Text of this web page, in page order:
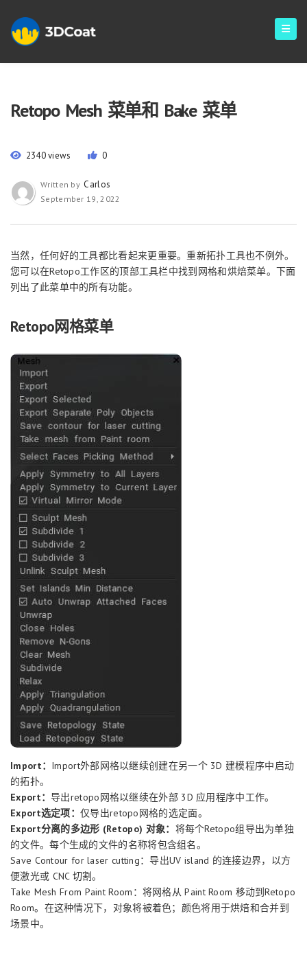
Retopo Mesh 菜单和 Bake 菜单
2340 views 0
Written by Carlos
September 19, 2022
当然，任何好的工具都比看起来更重要。重新拓扑工具也不例外。
您可以在Retopo工作区的顶部工具栏中找到网格和烘焙菜单。下面
列出了此菜单中的所有功能。
Retopo网格菜单
Import： Import外部网格以继续创建在另一个 3D 建模程序中启动
的拓扑。
Export：导出retopo网格以继续在外部 3D 应用程序中工作。
Export选定项： 仅导出retopo网格的选定面。
Export分离的多边形 (Retopo) 对象： 将每个Retopo组导出为单独
的文件。每个生成的文件的名称将包含组名。
Save Contour for laser cutting：导出UV island 的连接边界，以方
便激光或 CNC 切割。
Take Mesh From Paint Room：将网格从 Paint Room 移动到Retopo
Room。在这种情况下，对象将被着色；颜色将用于烘焙和合并到
场景中。